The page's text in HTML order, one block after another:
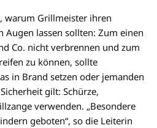
warum Grillmeister ihren
Augen lassen sollten: Zum einen
Co. nicht verbrennen und zum
zu können, sollte
in Brand setzen oder jemanden
gilt: Schürze,
verwenden. „Besondere
geboten“, so die Leiterin